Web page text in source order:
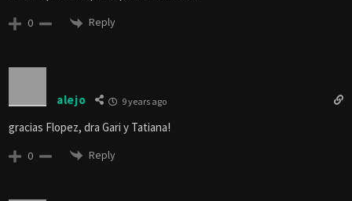
0 Reply
alejo 9 years ago
gracias Flopez, dra Gari y Tatiana!
0 Reply